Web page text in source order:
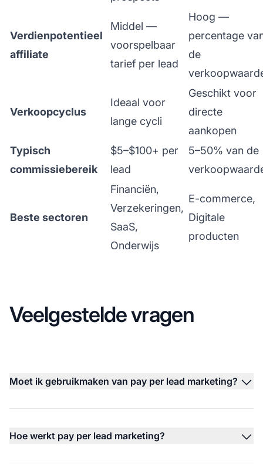
Verdienpotentieel
affiliate
Middel —
voorspelbaar
tarief per lead
Hoog —
percentage
de
Verkoopcyclus
Ideaal voor
lange cycli
Geschikt voor
directe
aankopen
Typisch
commissiebereik
$5–$100+ per
lead
5–50% van de
Beste sectoren
Financiën,
Verzekeringen,
SaaS,
Onderwijs
E-commerce,
Digitale
producten
Veelgestelde vragen
Moet ik gebruikmaken van pay per lead marketing?
Hoe werkt pay per lead marketing?